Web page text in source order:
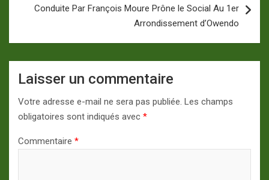
Conduite Par François Moure Prône le Social Au 1er
Arrondissement d’Owendo
Laisser un commentaire
Votre adresse e-mail ne sera pas publiée. Les champs
obligatoires sont indiqués avec *
Commentaire *